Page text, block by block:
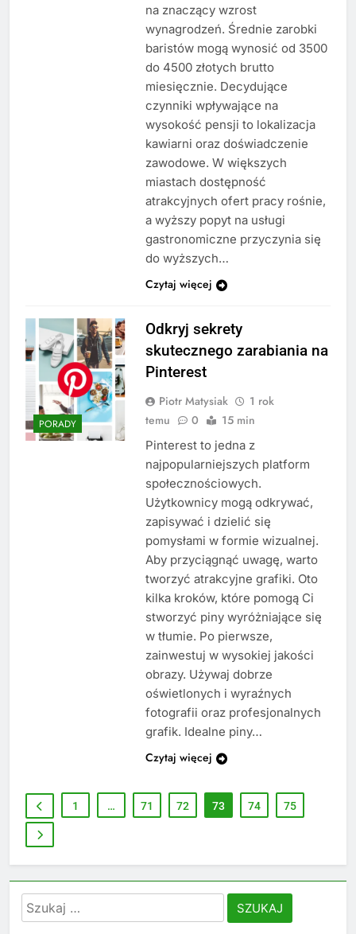
na znaczący wzrost
wynagrodzeń. Średnie zarobki
baristów mogą wynosić od 3500
do 4500 złotych brutto
miesięcznie. Decydujące
czynniki wpływające na
wysokość pensji to lokalizacja
kawiarni oraz doświadczenie
zawodowe. W większych
miastach dostępność
atrakcyjnych ofert pracy rośnie,
a wyższy popyt na usługi
gastronomiczne przyczynia się
do wyższych…
Czytaj więcej
PORADY
Odkryj sekrety
skutecznego zarabiania na
Pinterest
Piotr Matysiak
1 rok
temu
0 15 min
Pinterest to jedna z
najpopularniejszych platform
społecznościowych.
Użytkownicy mogą odkrywać,
zapisywać i dzielić się
pomysłami w formie wizualnej.
Aby przyciągnąć uwagę, warto
tworzyć atrakcyjne grafiki. Oto
kilka kroków, które pomogą Ci
stworzyć piny wyróżniające się
w tłumie. Po pierwsze,
zainwestuj w wysokiej jakości
obrazy. Używaj dobrze
oświetlonych i wyraźnych
fotografii oraz profesjonalnych
grafik. Idealne piny…
Czytaj więcej
1 … 71 72 73 74 75
Szukaj: